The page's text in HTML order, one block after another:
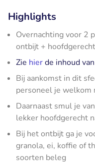
Highlights
Overnachting voor 2
ontbijt +
Zie hierde inhoud
Bij aankomst in dit
personeel je welkom
Daarnaast smul je
lekker hoofdgerecht
Bij het ontbijt ga je
granola, ei, koffie of
soorten beleg